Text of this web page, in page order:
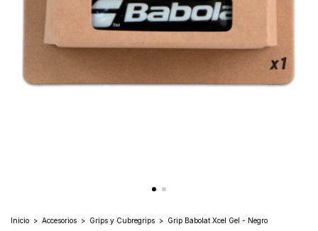
Inicio > Accesorios > Grips y Cubregrips > Grip Babolat Xcel Gel - Negro